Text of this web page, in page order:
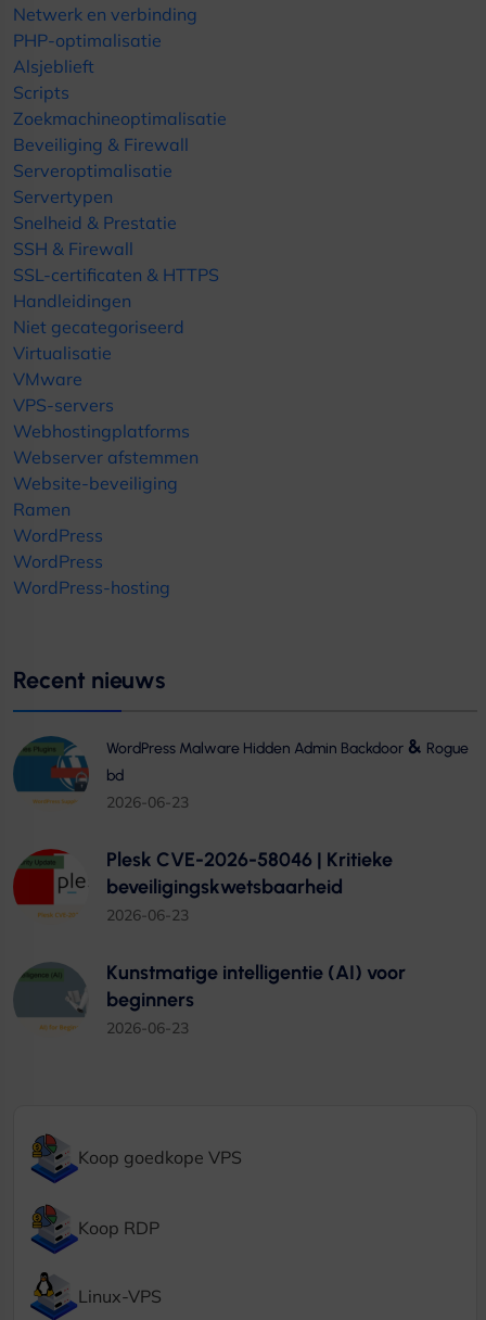
Netwerk en verbinding
PHP-optimalisatie
Alsjeblieft
Scripts
Zoekmachineoptimalisatie
Beveiliging & Firewall
Serveroptimalisatie
Servertypen
Snelheid & Prestatie
SSH & Firewall
SSL-certificaten & HTTPS
Handleidingen
Niet gecategoriseerd
Virtualisatie
VMware
VPS-servers
Webhostingplatforms
Webserver afstemmen
Website-beveiliging
Ramen
WordPress
WordPress
WordPress-hosting
Recent nieuws
WordPress Malware Hidden Admin Backdoor & Rogue
bd
2026-06-23
Plesk CVE-2026-58046 | Kritieke
beveiligingskwetsbaarheid
2026-06-23
Kunstmatige intelligentie (AI) voor
beginners
2026-06-23
Koop goedkope VPS
Koop RDP
Linux-VPS